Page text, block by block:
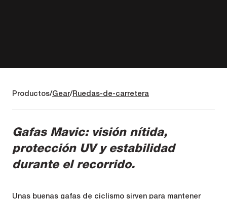
Productos Gear Ruedas-de-carretera
Gafas Mavic: visión nítida,
protección UV y estabilidad
durante el recorrido.
Unas buenas gafas de ciclismo sirven para mantener